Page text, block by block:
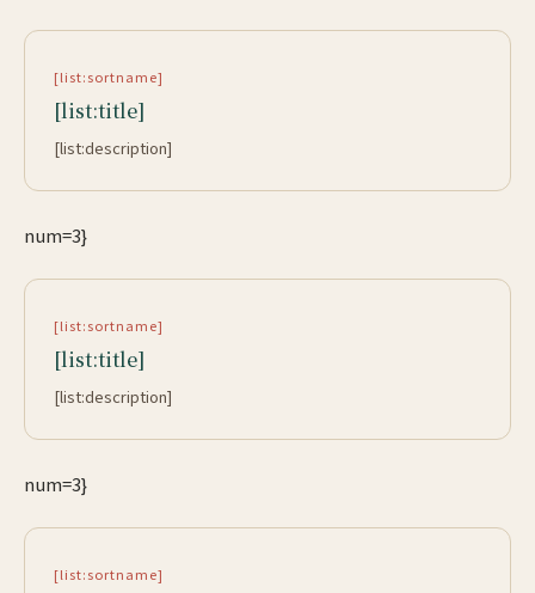
[list:sortname]
[list:title]
[list:description]
num=3}
[list:sortname]
[list:title]
[list:description]
num=3}
[list:sortname]